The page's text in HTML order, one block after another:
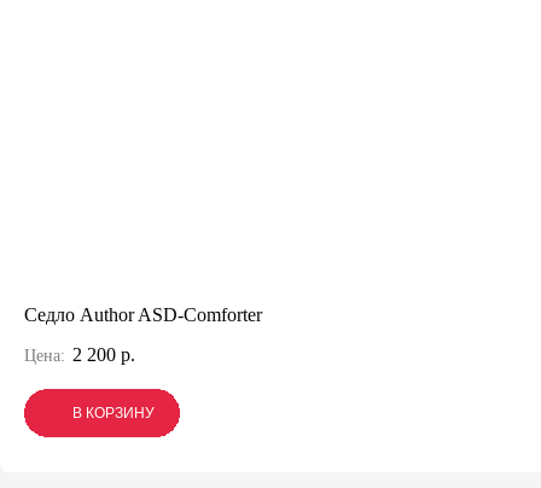
Седло Author ASD-Comforter
Цена: 2 200 р.
В КОРЗИНУ
В КОРЗИНУ
В КОРЗИНУ